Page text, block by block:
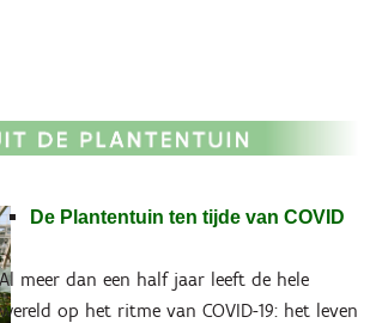
De Plantentuin ten tijde van COVID
Al meer dan een half jaar leeft de hele
wereld op het ritme van COVID-19: het leven